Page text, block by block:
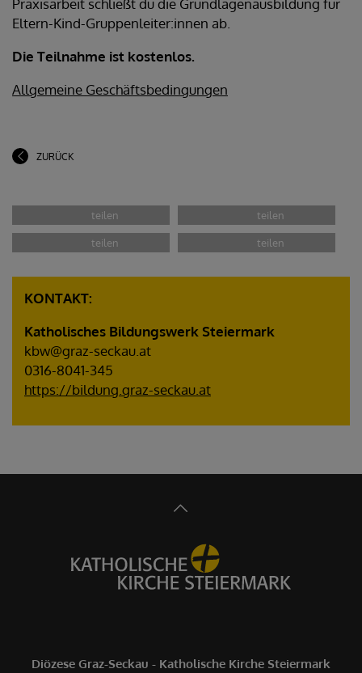
Praxisarbeit schließt du die Grundlagenausbildung für
Eltern-Kind-Gruppenleiter:innen ab.
Die Teilnahme ist kostenlos.
Allgemeine Geschäftsbedingungen
ZURÜCK
KONTAKT:
Katholisches Bildungswerk Steiermark
kbw@graz-seckau.at
0316-8041-345
https://bildung.graz-seckau.at
Diözese Graz-Seckau - Katholische Kirche Steiermark